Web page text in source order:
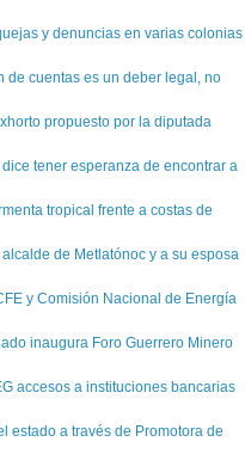
y denuncias en varias colonias
de cuentas es un deber legal, no
propuesto por la diputada
tener esperanza de encontrar a
tropical frente a costas de
de Metlatónoc y a su esposa
y Comisión Nacional de Energía
inaugura Foro Guerrero Minero
accesos a instituciones bancarias
estado a través de Promotora de